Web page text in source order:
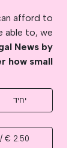
afford to
able to, we
News by
how small
יחיד
2.50 € / month